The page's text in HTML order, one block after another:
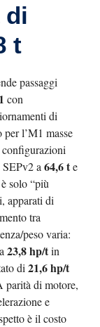
di
t
passaggi
con
di
l’M1 masse
a 64,6 te
solo “più
apparati di
tra
peso varia:
23,8 hp/tin
di 21,6 hp/t
parità di motore,
e
è il costo